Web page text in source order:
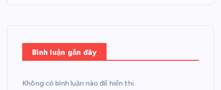
Bình luận gần đây
Không có bình luận nào để hiển thị.